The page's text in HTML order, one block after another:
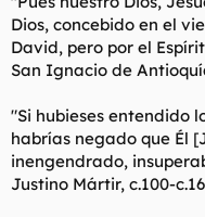
Dios, concebido en el
David, pero por el
San Ignacio de
"Si hubieses entendido
habrías negado que Él
inengendrado,
Justino Mártir, c.100-